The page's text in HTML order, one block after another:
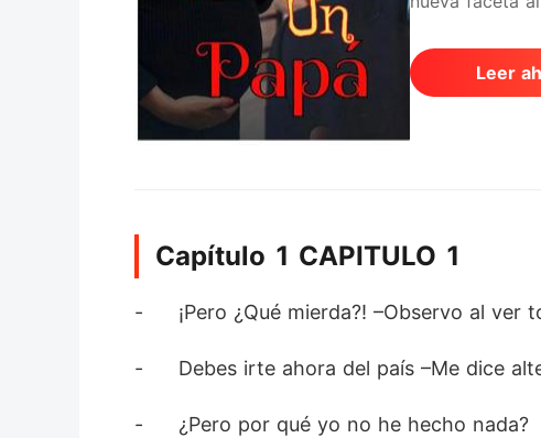
Leer
Capítulo 1 CAPITULO 1
-	¡Pero ¿Qué mierda?! –Observo al
-	Debes irte ahora del país –Me dice
-	¿Pero por qué yo no he hecho nada?